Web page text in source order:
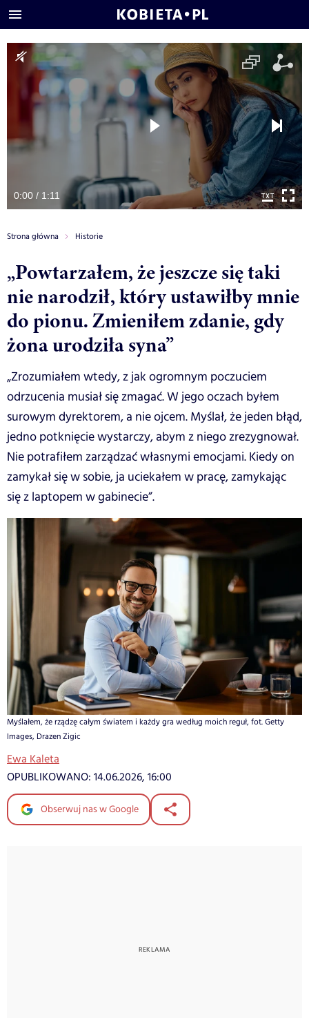
0:00 / 1:11
Strona główna Historie
„Powtarzałem, że jeszcze się taki
nie narodził, który ustawiłby mnie
do pionu. Zmieniłem zdanie, gdy
żona urodziła syna”
„Zrozumiałem wtedy, z jak ogromnym poczuciem
odrzucenia musiał się zmagać. W jego oczach byłem
surowym dyrektorem, a nie ojcem. Myślał, że jeden błąd,
jedno potknięcie wystarczy, abym z niego zrezygnował.
Nie potrafiłem zarządzać własnymi emocjami. Kiedy on
zamykał się w sobie, ja uciekałem w pracę, zamykając
się z laptopem w gabinecie”.
Myślałem, że rządzę całym światem i każdy gra według moich reguł, fot. Getty
Images, Drazen Zigic
Ewa Kaleta
OPUBLIKOWANO: 14.06.2026, 16:00
Obserwuj nas w Google